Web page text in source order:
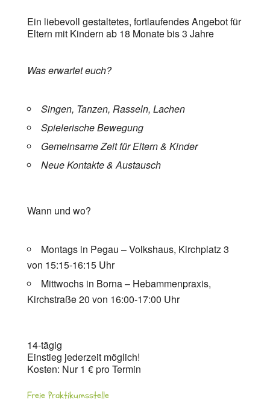
Ein liebevoll gestaltetes, fortlaufendes Angebot für
Eltern mit Kindern ab 18 Monate bis 3 Jahre
Was erwartet euch?
Singen, Tanzen, Rasseln, Lachen
Spielerische Bewegung
Gemeinsame Zeit für Eltern & Kinder
Neue Kontakte & Austausch
Wann und wo?
Montags in Pegau – Volkshaus, Kirchplatz 3
von 15:15-16:15 Uhr
Mittwochs in Borna – Hebammenpraxis,
Kirchstraße 20 von 16:00-17:00 Uhr
14-tägig
Einstieg jederzeit möglich!
Kosten: Nur 1 € pro Termin
Freie Praktikumsstelle